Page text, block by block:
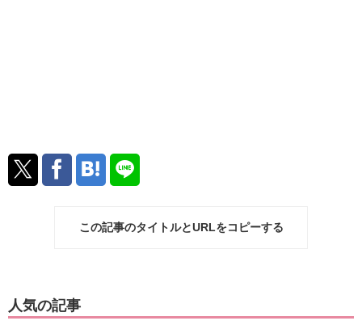
この記事のタイトルとURLをコピーする
人気の記事